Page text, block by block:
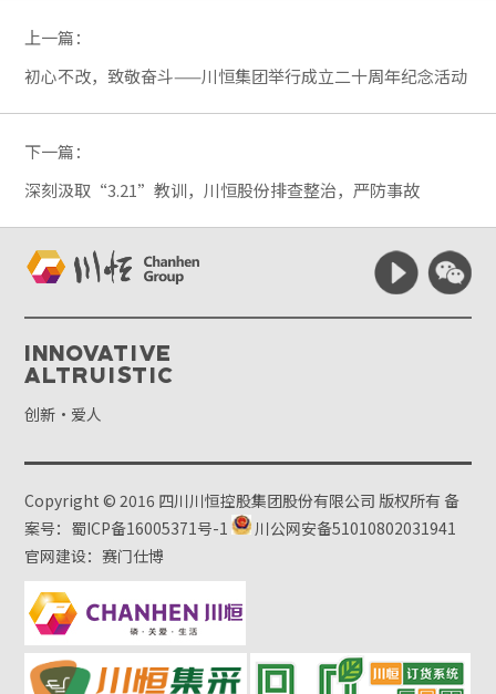
上一篇：
初心不改，致敬奋斗——川恒集团举行成立二十周年纪念活动
下一篇：
深刻汲取“3.21”教训，川恒股份排查整治，严防事故
Innovative
Altruistic
创新·爱人
Copyright © 2016 四川川恒控股集团股份有限公司 版权所有备
案号：蜀ICP备16005371号-1
川公网安备51010802031941
官网建设：赛门仕博